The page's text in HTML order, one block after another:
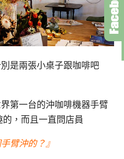
是兩張小桌子跟咖啡吧
第一台的沖咖啡機器手臂
，而且一直問店員
臂沖的？』